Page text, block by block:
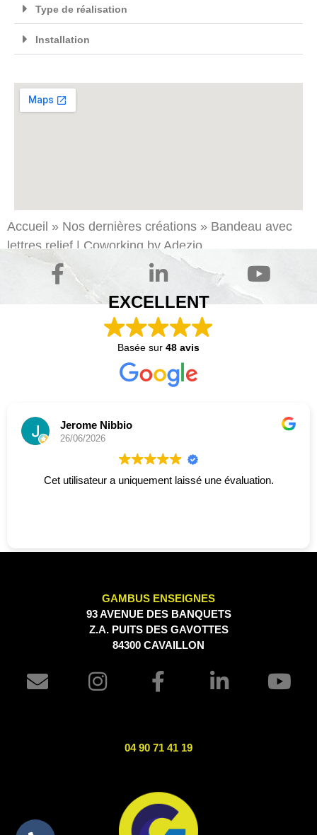
Type de réalisation
Installation
Accueil » Nos dernières créations » Bandeau avec
lettres relief | Coworking by Adezio
EXCELLENT
Basée sur 48 avis
Jerome Nibbio
26/06/2026
Cet utilisateur a uniquement laissé une évaluation.
GAMBUS ENSEIGNES
93 AVENUE DES BANQUETS
Z.A. PUITS DES GAVOTTES
84300 CAVAILLON
04 90 71 41 19